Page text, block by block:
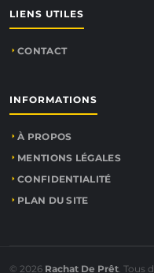
LIENS UTILES
CONTACT
INFORMATIONS
À PROPOS
MENTIONS LÉGALES
CONFIDENTIALITÉ
PLAN DU SITE
© 2026 Rachat De Prêt . Tous